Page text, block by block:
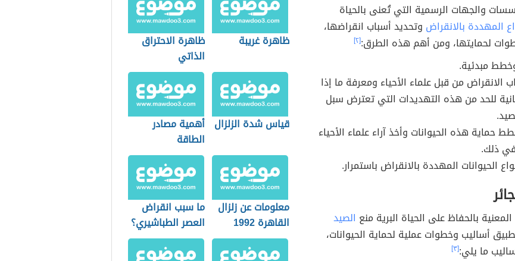
والجهات الرسمية التي تُعنى بالحياة
المهددة بالانقراض وتحديد أسباب انقراضها،
لحمايتها، ومن أهم هذه الطرق:[٢]
مبدئية.
الانقراض من قبل علماء الأحياء ومعرفة ما إذا
للحد من هذه التهديدات التي تعترض سبل
حماية هذه الحيوانات وأخذ آراء علماء الأحياء
ذلك.
الحيوانات المهددة بالانقراض باستمرار.
بالحفاظ على الحياة البرية منع الصيد
أساليب وخطوات عملية لحماية الحيوانات،
ما يلي:[٣]
ظاهرة غريبة
ظاهرة الاحتراق
الذاتي
قياس شدة الزلزال أهمية مصادر
الطاقة
معلومات عن زلزال
القاهرة 1992
ما سبب انقراض
العصر الطباشيري؟